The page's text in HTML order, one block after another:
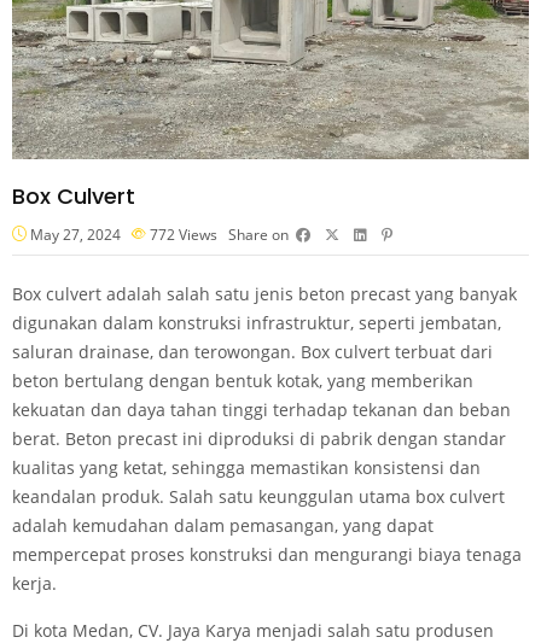
Box Culvert
May 27, 2024 772Views Share on
Box culvert adalah salah satu jenis beton precast yang banyak
digunakan dalam konstruksi infrastruktur, seperti jembatan,
saluran drainase, dan terowongan. Box culvert terbuat dari
beton bertulang dengan bentuk kotak, yang memberikan
kekuatan dan daya tahan tinggi terhadap tekanan dan beban
berat. Beton precast ini diproduksi di pabrik dengan standar
kualitas yang ketat, sehingga memastikan konsistensi dan
keandalan produk. Salah satu keunggulan utama box culvert
adalah kemudahan dalam pemasangan, yang dapat
mempercepat proses konstruksi dan mengurangi biaya tenaga
kerja.
Di kota Medan, CV. Jaya Karya menjadi salah satu produsen